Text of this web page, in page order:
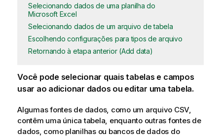
Selecionando dados de uma planilha do
Microsoft Excel
Selecionando dados de um arquivo de tabela
Escolhendo configurações para tipos de arquivo
Retornando à etapa anterior (Add data)
Você pode selecionar quais tabelas e campos
usar ao adicionar dados ou editar uma tabela.
Algumas fontes de dados, como um arquivo CSV,
contêm uma única tabela, enquanto outras fontes de
dados, como planilhas ou bancos de dados do